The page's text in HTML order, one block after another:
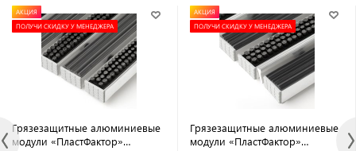
АКЦИЯ
ПОЛУЧИ СКИДКУ У МЕНЕДЖЕРА
Грязезащитные алюминиевые
модули «ПластФактор»
АКЦИЯ
ПОЛУЧИ СКИДКУ У МЕНЕДЖЕРА
Грязезащитные алюминиевые
модули «ПластФактор»